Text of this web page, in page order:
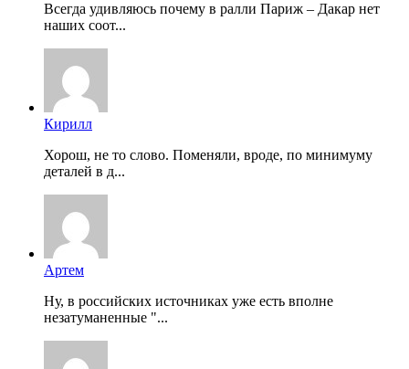
Всегда удивляюсь почему в ралли Париж – Дакар нет
наших соот...
Кирилл
Хорош, не то слово. Поменяли, вроде, по минимуму
деталей в д...
Артем
Ну, в российских источниках уже есть вполне
незатуманенные "...